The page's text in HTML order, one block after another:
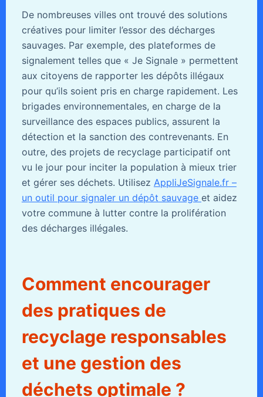
De nombreuses villes ont trouvé des solutions
créatives pour limiter l’essor des décharges
sauvages. Par exemple, des plateformes de
signalement telles que « Je Signale » permettent
aux citoyens de rapporter les dépôts illégaux
pour qu’ils soient pris en charge rapidement. Les
brigades environnementales, en charge de la
surveillance des espaces publics, assurent la
détection et la sanction des contrevenants. En
outre, des projets de recyclage participatif ont
vu le jour pour inciter la population à mieux trier
et gérer ses déchets. Utilisez AppliJeSignale.fr –
un outil pour signaler un dépôt sauvage et aidez
votre commune à lutter contre la prolifération
des décharges illégales.
Comment encourager
des pratiques de
recyclage responsables
et une gestion des
déchets optimale ?